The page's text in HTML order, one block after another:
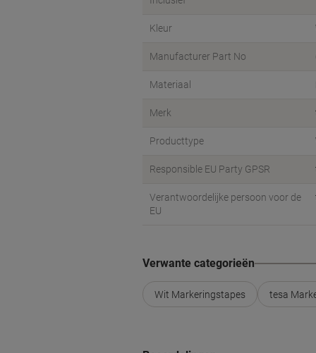
Kleur
Manufacturer Part No
Materiaal
Merk
Producttype
Responsible EU Party GPSR
Verantwoordelijke persoon voor de
EU
Verwante categorieën
Wit Markeringstapes tesa